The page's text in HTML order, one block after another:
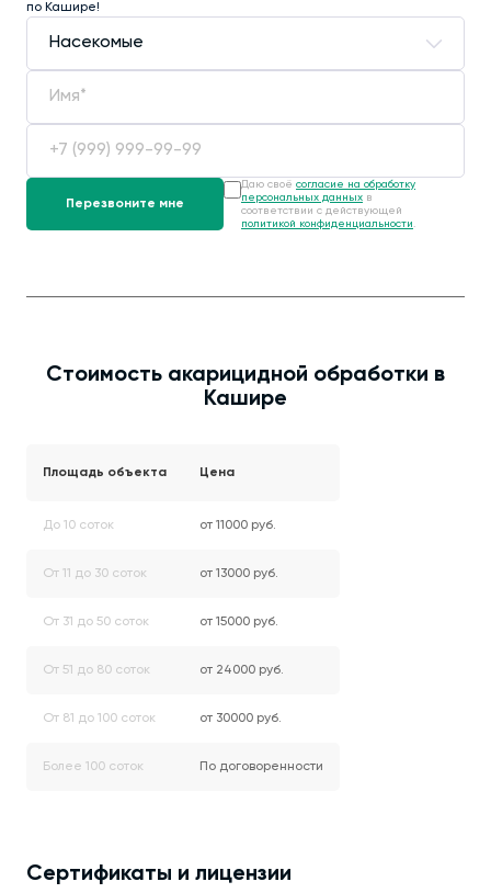
по Кашире!
Даю своё согласие на обработку
персональных данных в
соответствии с действующей
политикой конфиденциальности .
Стоимость акарицидной обработки в
Кашире
Площадь объекта Цена
До 10 соток от 11000 руб.
От 11 до 30 соток от 13000 руб.
От 31 до 50 соток от 15000 руб.
От 51 до 80 соток от 24000 руб.
От 81 до 100 соток от 30000 руб.
Более 100 соток По договоренности
Сертификаты и лицензии